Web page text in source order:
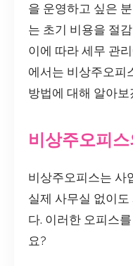
을 운영하고 싶은
는 초기 비용을 절
이에 따라 세무 관
에서는 비상주오피
방법에 대해 알아보
비상주오피
비상주오피스는 사
실제 사무실 없이
다. 이러한 오피스
요?